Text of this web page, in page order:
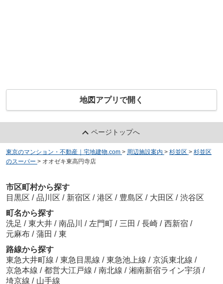
地図アプリで開く
ページトップへ
東京のマンション・不動産｜宅地建物.com > 周辺施設案内 > 杉並区 > 杉並区
のスーパー > オオゼキ東高円寺店
市区町村から探す
目黒区 / 品川区 / 新宿区 / 港区 / 豊島区 / 大田区 / 渋谷区
町名から探す
洗足 / 東大井 / 南品川 / 左門町 / 三田 / 長崎 / 西新宿 /
元麻布 / 蒲田 / 東
路線から探す
東急大井町線 / 東急目黒線 / 東急池上線 / 京浜東北線 /
京急本線 / 都営大江戸線 / 南北線 / 湘南新宿ライン宇須 /
埼京線 / 山手線